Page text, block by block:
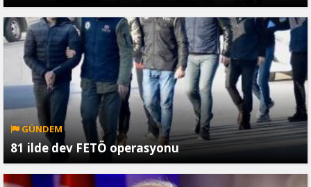
GÜNDEM
81 ilde dev FETÖ operasyonu